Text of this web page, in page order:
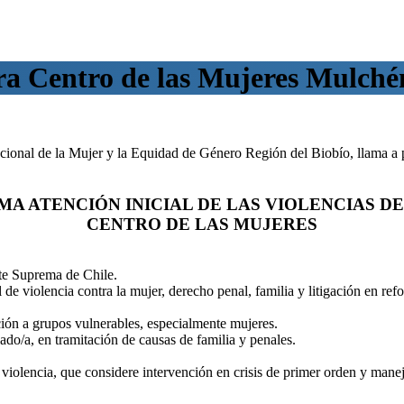
Centro de las Mujeres
de la Mujer y la Equidad de Género Región del Biobío, llama a
ATENCIÓN INICIAL DE LAS VIOLENCIAS
CENTRO DE LAS MUJERES
Suprema de Chile.
violencia contra la mujer, derecho penal, familia y litigación en
a grupos vulnerables, especialmente mujeres.
a, en tramitación de causas de familia y penales.
que considere intervención en crisis de primer orden y